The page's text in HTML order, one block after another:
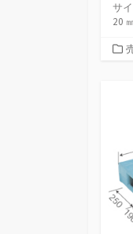
サ
20
カ